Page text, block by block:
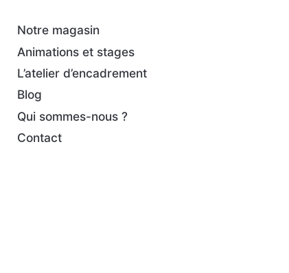
Notre magasin
Animations et stages
L’atelier d’encadrement
Blog
Qui sommes-nous ?
Contact